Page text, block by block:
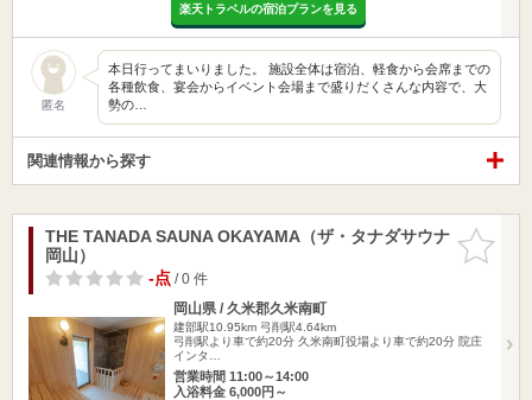
楽天トラベルの宿泊プランを見る
匿名
本日行ってまいりました。 施設全体は宿泊、軽食から会席までの
各種飲食、宴会からイベント会場まで盛りだくさんな内容で、大
勢の…
関連情報から探す
お気に入
りに追加
THE TANADA SAUNA OKAYAMA（ザ・タナダサウナ
岡山）
-点/ 0 件
岡山県 / 久米郡久米南町
建部駅10.95km 弓削駅4.64km
弓削駅より車で約20分 久米南町役場より車で約20分 院庄
インタ…
営業時間 11:00～14:00
入浴料金 6,000円～